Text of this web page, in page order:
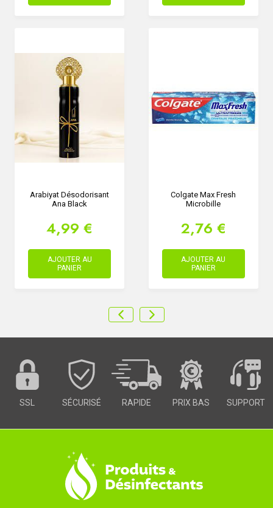
Arabiyat Désodorisant
Ana Black
4,99 €
AJOUTER AU
PANIER
Colgate Max Fresh
Microbille
2,76 €
AJOUTER AU
PANIER
SSL SÉCURISÉ RAPIDE PRIX BAS SUPPORT